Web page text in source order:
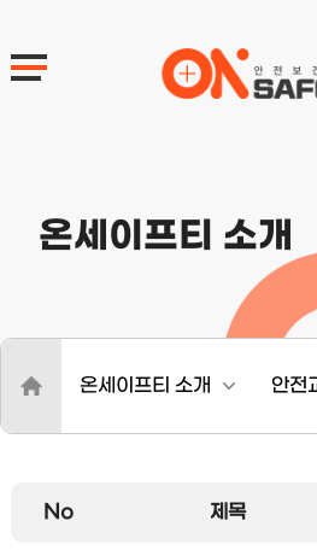
온세이프티 소개
온세이프티 소개
안전
No 제목